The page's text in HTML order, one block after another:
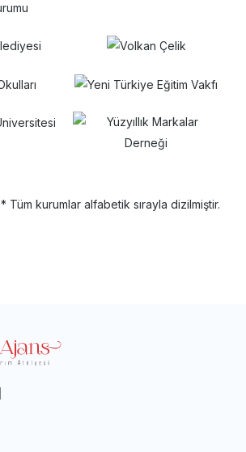
* Tüm kurumlar alfabetik sırayla dizilmiştir.